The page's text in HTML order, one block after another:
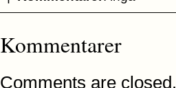
Kommentarer
Comments are closed.